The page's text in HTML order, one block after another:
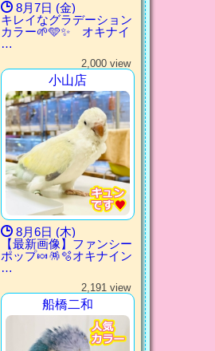
8月7日 (金)
キレイなグラデーション
カラー🌱🩵✨ オキナイ
…
2,000 view
小山店
8月6日 (木)
【最新画像】ファンシー
ポップ🍬🪅🫧オキナイン
…
2,191 view
船橋二和